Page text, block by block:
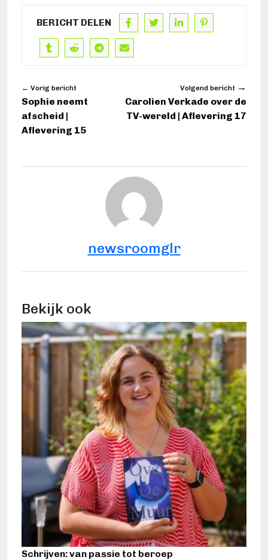
BERICHT DELEN
← Vorig bericht
Sophie neemt
afscheid |
Aflevering 15
Volgend bericht →
Carolien Verkade over de
TV-wereld | Aflevering 17
newsroomglr
Bekijk ook
Schrijven: van passie tot beroep